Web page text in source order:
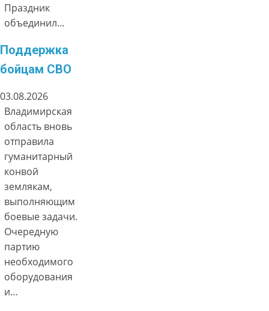
Праздник
объединил…
Поддержка
бойцам СВО
03.08.2026
Владимирская
область вновь
отправила
гуманитарный
конвой
землякам,
выполняющим
боевые задачи.
Очередную
партию
необходимого
оборудования
и…